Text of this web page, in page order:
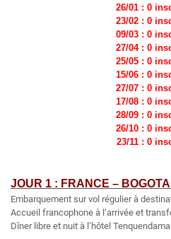
26/01 : 0
23/02 : 0
09/03 : 0
27/04 : 0
25/05 : 0
15/06 : 0
27/07 : 0
17/08 : 0
28/09 : 0
26/10 : 0
23/11 : 0
JOUR 1 : FRANCE –
Embarquement sur vol régulier à
Accueil francophone à l’arrivée et
Dîner libre et nuit à l’hôtel